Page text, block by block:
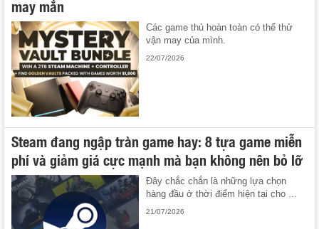
may mắn
Các game thủ hoàn toàn có thể thử
vận may của mình.
22/07/2026
Steam đang ngập tràn game hay: 8 tựa game miễn
phí và giảm giá cực mạnh mà bạn không nên bỏ lỡ
Đây chắc chắn là những lựa chọn
hàng đầu ở thời điểm hiện tại cho ...
21/07/2026